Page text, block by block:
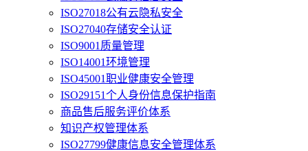
ISO27018公有云隐私安全
ISO27040存储安全认证
ISO9001质量管理
ISO14001环境管理
ISO45001职业健康安全管理
ISO29151个人身份信息保护指南
商品售后服务评价体系
知识产权管理体系
ISO27799健康信息安全管理体系